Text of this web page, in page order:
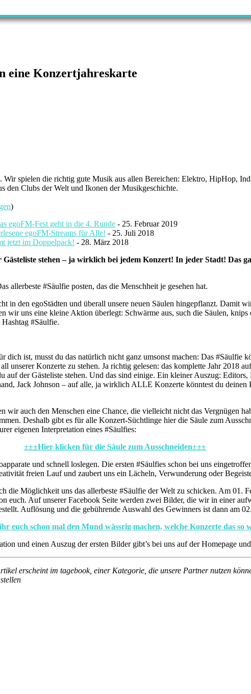
eine Konzertjahreskarte
spielen die richtig gute Musik aus allen Bereichen: Elektro, HipHop,
den Clubs der Welt und Ikonen der Musikgeschichte.
)
egoFM-Fest geht in die 4. Runde - 25. Februar 2019
egoFM-Streams für Alle! - 25. Juli 2018
jetzt im Doppelpack! - 28. März 2018
stehen – ja wirklich bei jedem Konzert! In jeder Stadt! Das
allerbeste #Säulfie posten, das die Menschheit je gesehen hat.
in den egoStädten und überall unsere neuen Säulen hingepflanzt. Damit
wir uns eine kleine Aktion überlegt: Schwärme aus, such die Säulen, knips
#Säulfie.
dich ist, musst du das natürlich nicht ganz umsonst machen: Das #Säulfie
unserer Konzerte zu stehen. Ja richtig gelesen: das komplette Jahr 2018
auf der Gästeliste stehen. Und das sind einige. Ein kleiner Auszug:
Jack Johnson – auf alle, ja wirklich ALLE Konzerte könntest du deinen
wir auch den Menschen eine Chance, die vielleicht nicht das Vergnügen
Deshalb gibt es für alle Konzert-Süchtlinge hier die Säule zum
eigenen Interpretation eines #Säulfies:
±±±Hier klicken für die Säule zum Ausschneiden±±±
und schnell loslegen. Die ersten #Säulfies schon bei uns
freien Lauf und zaubert uns ein Lächeln, Verwunderung oder
die Möglichkeit uns das allerbeste #Säulfie der Welt zu schicken. Am 01.
euch. Auf unserer Facebook Seite werden zwei Bilder, die wir in einer
Auflösung und die gebührende Auswahl des Gewinners ist dann am
euch schon mal den Mund wässrig machen, welche Konzerte das so
und einen Auszug der ersten Bilder gibt’s bei uns auf der Homepage
erscheint im tagebook, einer Kategorie, die unsere Partner nutzen